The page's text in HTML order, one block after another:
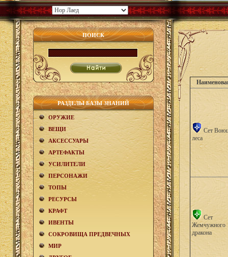
ПОИСК
РАЗДЕЛЫ БАЗЫ ЗНАНИЙ
ОРУЖИЕ
ВЕЩИ
АКCЕСCУАРЫ
АРТЕФАКТЫ
УСИЛИТЕЛИ
ПЕРСОНАЖИ
ТОПЫ
РЕСУРСЫ
КРАФТ
ИВЕНТЫ
СОКРОВИЩА ПРЕДВЕЧНЫХ
МИР
Сет
леса
Сет
Жемчужного
дракона